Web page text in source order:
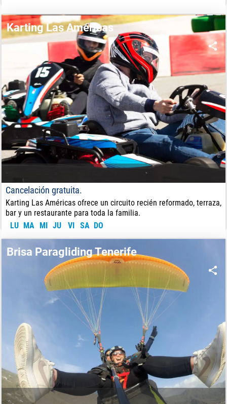
DE:61€
Karting Las Américas
Cancelación gratuita.
Karting Las Américas ofrece un circuito recién reformado, terraza,
bar y un restaurante para toda la familia.
LU MA MI JU VI SA DO
DE:20€
Brisa Paragliding Tenerife